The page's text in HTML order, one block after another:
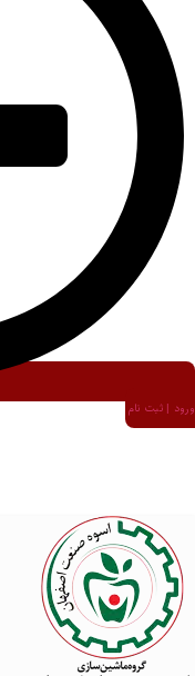
ورود | ثبت نام